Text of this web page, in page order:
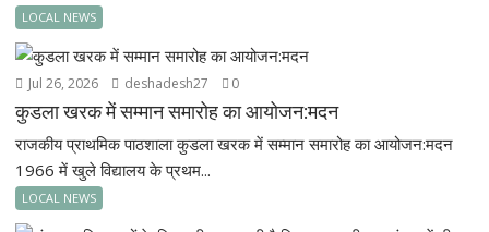
LOCAL NEWS
Jul 26, 2026 deshadesh27 0
कुडला खरक में सम्मान समारोह का आयोजन:मदन
राजकीय प्राथमिक पाठशाला कुडला खरक में सम्मान समारोह का आयोजन:मदन
1966 में खुले विद्यालय के प्रथम...
LOCAL NEWS